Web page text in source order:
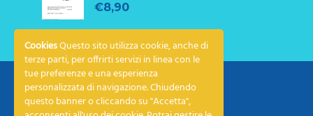
€8,90
CookiesQuesto sito utilizza cookie, anche di
terze parti, per offrirti servizi in linea con le
tue preferenze e una esperienza
personalizzata di navigazione. Chiudendo
questo banner o cliccando su "Accetta",